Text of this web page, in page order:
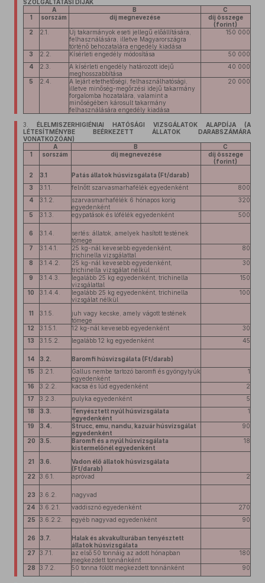
SZOLGÁLTATÁSI DÍJAK
A
B
C
1
sorszám díj megnevezése
díj összege
(forint)
2
2.1.
Új takarmányok eseti jellegű előállítására,
felhasználására, illetve Magyarországra
történő behozatalára engedély kiadása
150 000
3 2.2. Kísérleti engedély módosítása
50 000
4
2.3.
A kísérleti engedély határozott idejű
meghosszabbítása
40 000
5 2.4.
A lejárt etethetőségi, felhasználhatósági,
illetve minőség-megőrzési idejű takarmány
forgalomba hozatalára, valamint a
minőségében károsult takarmány
felhasználására engedély kiadása
20 000
3.
ÉLELMISZERHIGIÉNIAI HATÓSÁGI VIZSGÁLATOK ALAPDÍJA (A
LÉTESÍTMÉNYBE BEÉRKEZETT ÁLLATOK DARABSZÁMÁRA
VONATKOZÓAN)
A
B
C
1
sorszám díj megnevezése
díj összege
(forint)
2
3.1
Patás állatok húsvizsgálata (Ft/darab)
3
3.1.1. felnőtt szarvasmarhafélék egyedenként
800
4
3.1.2.
szarvasmarhafélék 6 hónapos korig
egyedenként
320
5 3.1.3. egypatások és lófélék egyedenként 500
6 3.1.4.
sertés: állatok, amelyek hasított testének
tömege
7
3.1.4.1.
25 kg-nál kevesebb egyedenként,
trichinella vizsgálattal
80
8 3.1.4.2.
25 kg-nál kevesebb egyedenként,
trichinella vizsgálat nélkül
30
9 3.1.4.3.
legalább 25 kg egyedenként, trichinella
vizsgálattal
150
10 3.1.4.4.
legalább 25 kg egyedenként, trichinella
vizsgálat nélkül
100
11 3.1.5.
juh vagy kecske, amely vágott testének
tömege
12
3.1.5.1. 12 kg-nál kevesebb egyedenként
30
13
3.1.5.2. legalább 12 kg egyedenként 45
14 3.2.
Baromfi húsvizsgálata (Ft/darab)
15
3.2.1.
Gallus nembe tartozó baromfi és gyöngytyúk
egyedenként
1
16 3.2.2. kacsa és lúd egyedenként
2
17
3.2.3. pulyka egyedenként
5
18
3.3.
Tenyésztett nyúl húsvizsgálata
egyedenként
1
19 3.4.
Strucc, emu, nandu, kazuár húsvizsgálat
egyedenként
90
20 3.5.
Baromfi és a nyúl húsvizsgálata
kistermelőnél egyedenként
18
21 3.6.
Vadon élő állatok húsvizsgálata
(Ft/darab)
22
3.6.1. apróvad 2
23 3.6.2.
nagyvad
24
3.6.2.1. vaddisznó egyedenként
270
25
3.6.2.2. egyéb nagyvad egyedenként 90
26 3.7.
Halak és akvakulturában tenyésztett
állatok húsvizsgálata
27
3.7.1.
az első 50 tonnáig az adott hónapban
megkezdett tonnánként
180
28 3.7.2. 50 tonna fölött megkezdett tonnánként 90